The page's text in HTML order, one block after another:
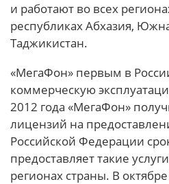
и работают во всех
республиках Абхазия,
Таджикистан.
«МегаФон» первым в
коммерческую
2012 года «МегаФон»
лицензий на
Российской Федерации
предоставляет такие
регионах страны. В